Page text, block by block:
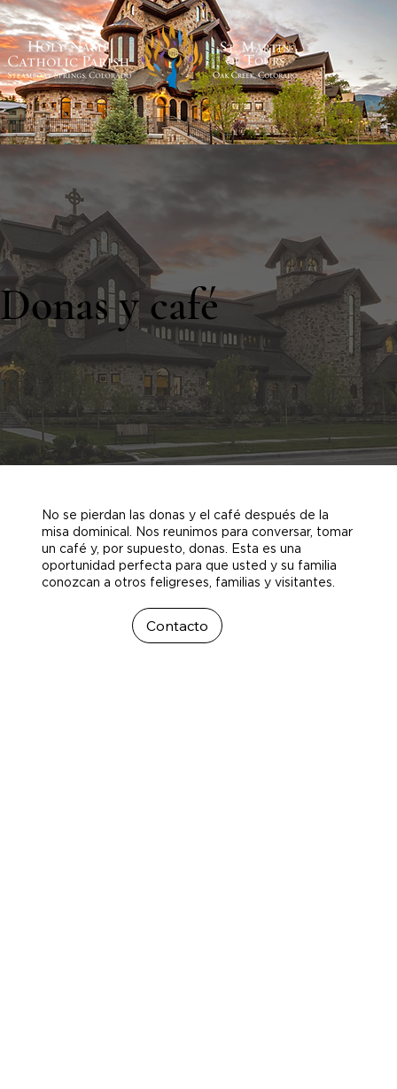
Donas y café
No se pierdan las donas y el café después de la
misa dominical. Nos reunimos para conversar, tomar
un café y, por supuesto, donas. Esta es una
oportunidad perfecta para que usted y su familia
conozcan a otros feligreses, familias y visitantes.
Contacto